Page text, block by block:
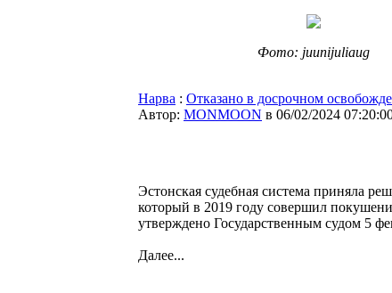
Фото: juunijuliaug
Нарва : Отказано в досрочном
Автор: MONMOON в 06/02/2024
Эстонская судебная система приняла
который в 2019 году совершил
утверждено Государственным судом 5
Далее...